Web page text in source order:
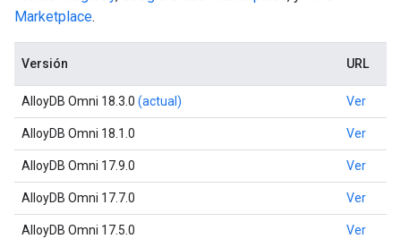
Marketplace.
Versión URL
AlloyDB Omni 18.3.0 (actual) Ver
AlloyDB Omni 18.1.0 Ver
AlloyDB Omni 17.9.0 Ver
AlloyDB Omni 17.7.0 Ver
AlloyDB Omni 17.5.0 Ver